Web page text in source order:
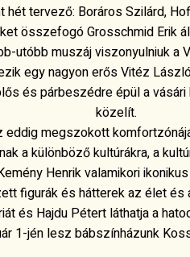
tervező: Boráros Szilárd,
összefogó Grosschmid Erik
utóbb muszáj viszonyulniuk a
egy nagyon erős Vitéz
és párbeszédre épül a
közelít.
megszokott
a különböző kultúrákra, a
Henrik valamikori
figurák és hátterek az élet
és Hajdu Pétert láthatja a
1-jén lesz bábszínházunk